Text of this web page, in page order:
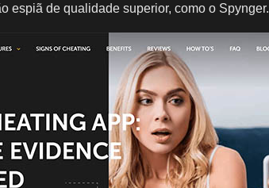
espiã de qualidade superior, como o Spynger.